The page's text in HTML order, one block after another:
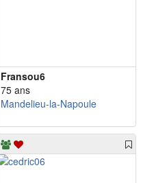
Fransou6
75 ans
Mandelieu-la-Napoule